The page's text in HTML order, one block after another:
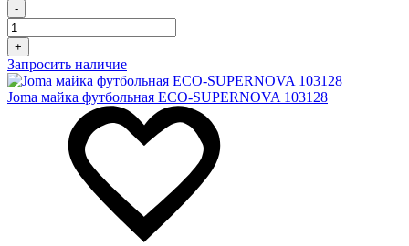
-
+
Запросить наличие
Joma майка футбольная ECO-SUPERNOVA 103128